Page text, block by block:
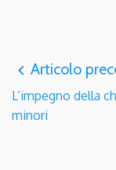
navigate_before Articolo
L’impegno della
minori